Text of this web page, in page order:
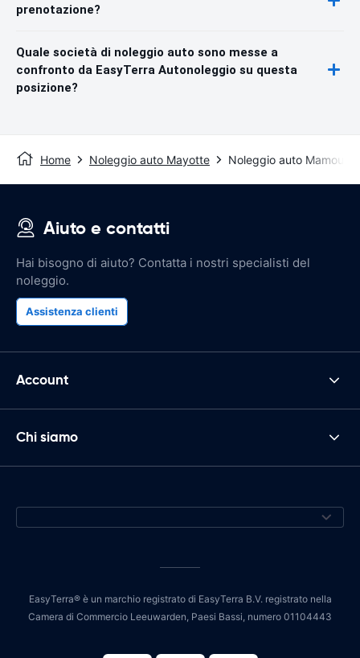
prenotazione?
Quale società di noleggio auto sono messe a
confronto da EasyTerra Autonoleggio su questa
posizione?
Home Noleggio auto Mayotte Noleggio auto
Aiuto e contatti
Hai bisogno di aiuto? Contatta i nostri specialisti del
noleggio.
Assistenza clienti
Account
Chi siamo
EasyTerra® è un marchio registrato di EasyTerra B.V. registrato nella
Camera di Commercio Leeuwarden, Paesi Bassi, numero 01104443